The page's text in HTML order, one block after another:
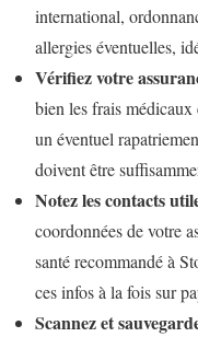
international,
allergies éventuelles,
Vérifiez votre
bien les frais
un éventuel
doivent être
Notez les contacts
coordonnées de votre
santé recommandé à
ces infos à la fois sur
Scannez et